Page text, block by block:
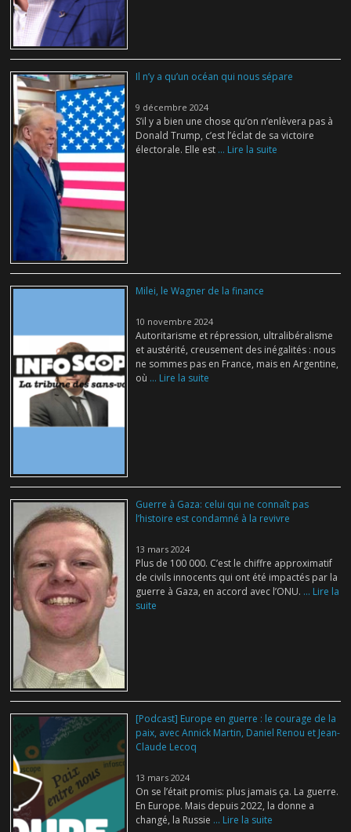
Il n’y a qu’un océan qui nous sépare
9 décembre 2024
S’il y a bien une chose qu’on n’enlèvera pas à
Donald Trump, c’est l’éclat de sa victoire
électorale. Elle est ... Lire la suite
Milei, le Wagner de la finance
10 novembre 2024
Autoritarisme et répression, ultralibéralisme
et austérité, creusement des inégalités : nous
ne sommes pas en France, mais en Argentine,
où ... Lire la suite
Guerre à Gaza: celui qui ne connaît pas
l’histoire est condamné à la revivre
13 mars 2024
Plus de 100 000. C’est le chiffre approximatif
de civils innocents qui ont été impactés par la
guerre à Gaza, en accord avec l’ONU. ... Lire la
suite
[Podcast] Europe en guerre : le courage de la
paix, avec Annick Martin, Daniel Renou et Jean-
Claude Lecoq
13 mars 2024
On se l’était promis: plus jamais ça. La guerre.
En Europe. Mais depuis 2022, la donne a
changé, la Russie ... Lire la suite